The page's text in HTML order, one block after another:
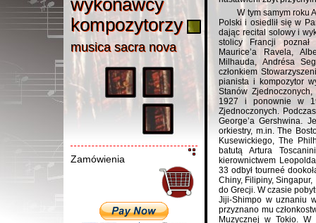
Zamówienia
W tym samym roku
Polski i osiedlił się w
dając recital solowy i
stolicy Francji
Maurice’a Ravela,
Milhauda, Andrésa
członkiem
pianista i kompozytor
Stanów
1927 i ponownie w
Zjednoczonych.
George’a Gershwina.
orkiestry, m.in. The
Kusewickiego, The
batutą Artura
kierownictwem
33 odbył tourneé
Chiny, Filipiny,
do Grecji. W czasie
Jiji-Shimpo w uznaniu
przyznano mu
Muzycznej w Tokio. W
wykonawcy
wykonawcy
kompozytorzy
kompozytorzy
musica sacra nova
musica sacra nova